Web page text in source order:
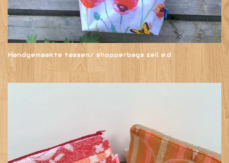
Handgemaakte tassen/ shopperbags zeil e.d